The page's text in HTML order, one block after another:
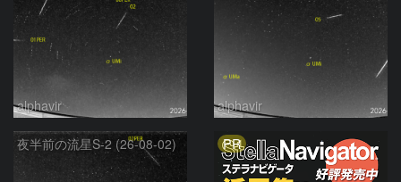
alphavir alphavir
夜半前の流星S-2 (26-08-02) PR